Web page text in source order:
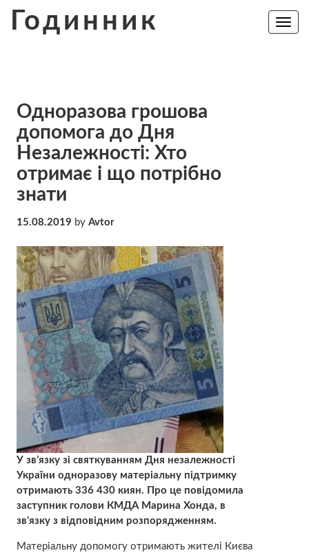
Годинник
Toggle
Одноразова грошова
допомога до Дня
Незалежності: Хто
отримає і що потрібно
знати
15.08.2019 by Avtor
У зв’язку зі святкуванням Дня незалежності
України одноразову матеріальну підтримку
отримають 336 430 киян. Про це повідомила
заступник голови КМДА Марина Хонда, в
зв’язку з відповідним розпорядженням.
Матеріальну допомогу отримають жителі Києва